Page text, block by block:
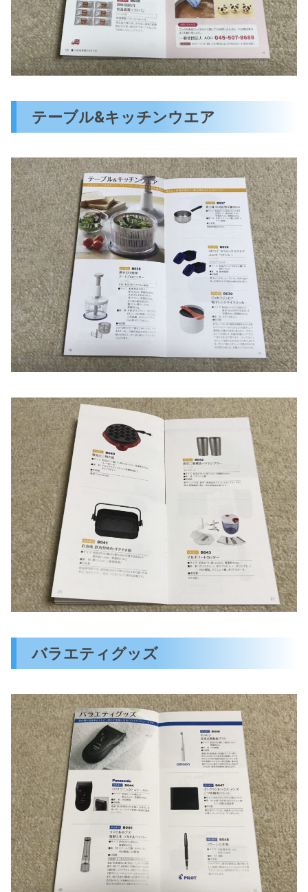
テーブル&キッチンウエア
バラエティグッズ